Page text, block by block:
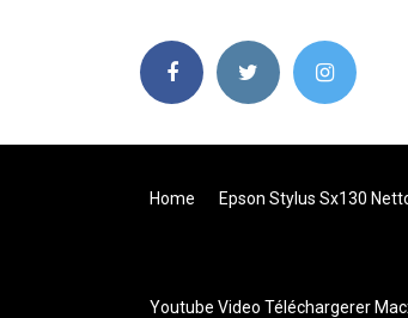
Home Epson Stylus Sx130
Youtube Video Téléchargerer